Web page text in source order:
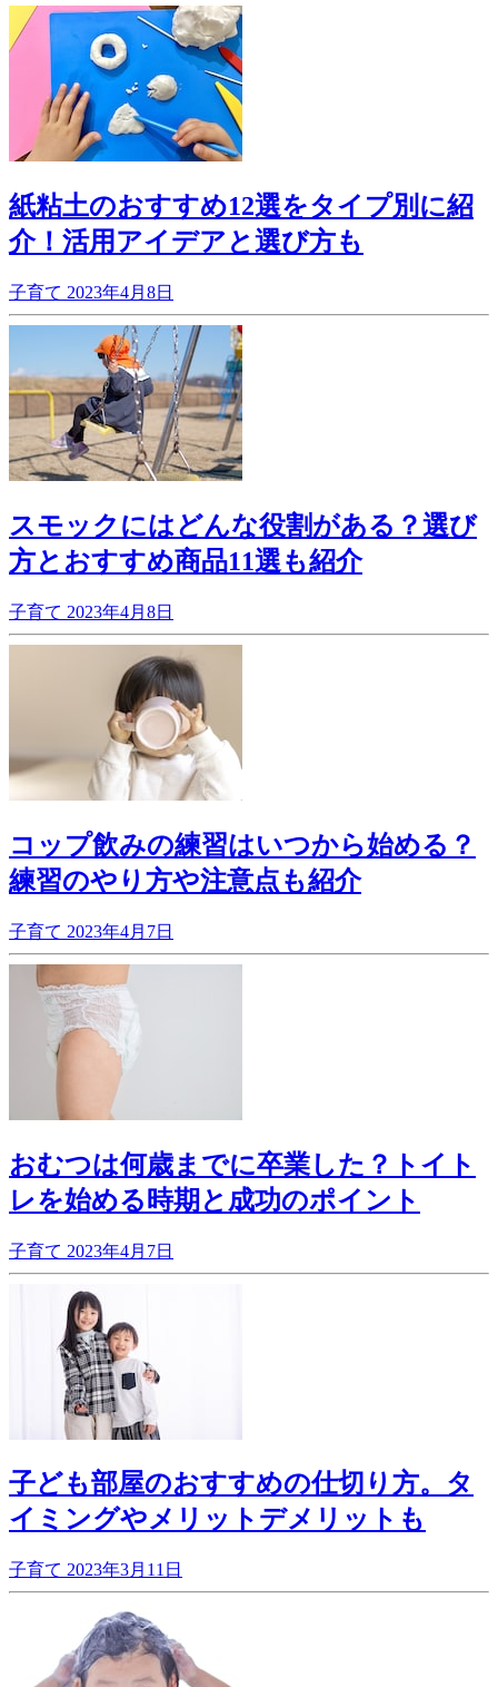
紙粘土のおすすめ12選をタイプ別に紹
介！活用アイデアと選び方も
子育て 2023年4月8日
スモックにはどんな役割がある？選び
方とおすすめ商品11選も紹介
子育て 2023年4月8日
コップ飲みの練習はいつから始める？
練習のやり方や注意点も紹介
子育て 2023年4月7日
おむつは何歳までに卒業した？トイト
レを始める時期と成功のポイント
子育て 2023年4月7日
子ども部屋のおすすめの仕切り方。タ
イミングやメリットデメリットも
子育て 2023年3月11日